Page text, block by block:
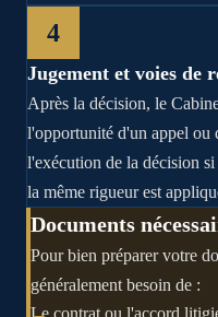
4
Jugement et voies de
Après la décision, le
l'opportunité d'un appel ou
l'exécution de la décision
la même rigueur est
Documents
Pour bien préparer votre
généralement besoin de :
Le contrat ou l'accord